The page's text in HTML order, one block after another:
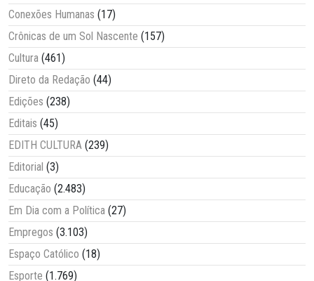
Conexões Humanas (17)
Crônicas de um Sol Nascente (157)
Cultura (461)
Direto da Redação (44)
Edições (238)
Editais (45)
EDITH CULTURA (239)
Editorial (3)
Educação (2.483)
Em Dia com a Política (27)
Empregos (3.103)
Espaço Católico (18)
Esporte (1.769)